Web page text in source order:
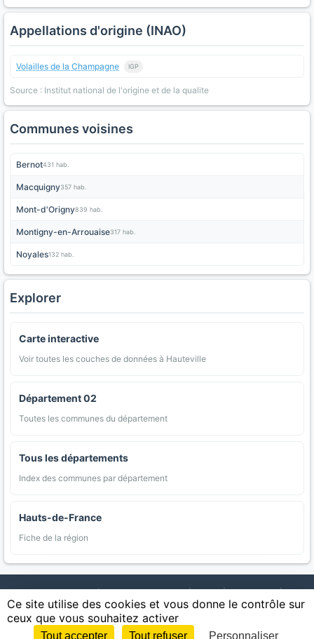
Appellations d'origine (INAO)
Volailles de la Champagne IGP
Source : Institut national de l'origine et de la qualite
Communes voisines
Bernot431 hab.
Macquigny357 hab.
Mont-d'Origny839 hab.
Montigny-en-Arrouaise317 hab.
Noyales132 hab.
Explorer
Carte interactive
Voir toutes les couches de données à Hauteville
Département 02
Toutes les communes du département
Tous les départements
Index des communes par département
Hauts-de-France
Fiche de la région
AgriMap — Données agricoles ouvertes | Carte | Communes |
Appellations | Regions | Cultures | Zones protégées | Forets |
Littoral | Espaces naturels | Statistiques
| Confidentialite | CGU | CGV Cookies
Ce site utilise des cookies et vous donne le contrôle sur
ceux que vous souhaitez activer
Tout accepter Tout refuser Personnaliser